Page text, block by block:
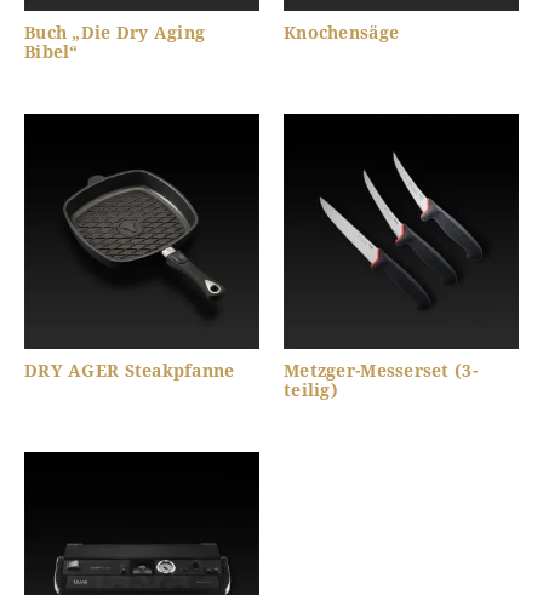
Buch „Die Dry Aging
Bibel“
Knochensäge
DRY AGER Steakpfanne
Metzger-Messerset (3-
teilig)